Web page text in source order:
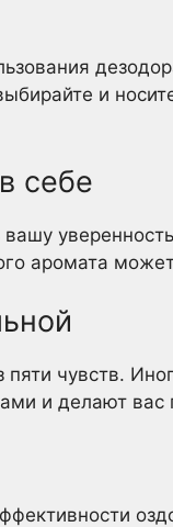
и
себе
аромата
чувств.
и делают вас